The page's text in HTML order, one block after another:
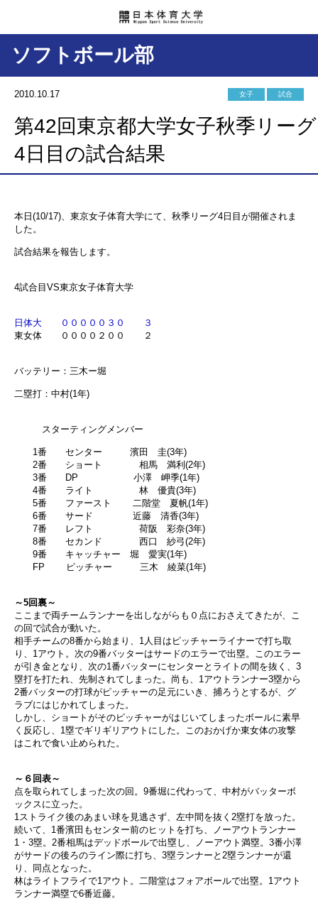
ソフトボール部
2010.10.17 女子 試合
第42回東京都大学女子秋季リーグ
4日目の試合結果
本日(10/17)、東京女子体育大学にて、秋季リーグ4日目が開催されま
した。
試合結果を報告します。
4試合目VS東京女子体育大学
日体大 ０００００３０ ３
東女体 ００００２００ ２
バッテリー：三木ー堀
二塁打：中村(1年)
スターティングメンバー
1番 センター 濱田 圭(3年)
2番 ショート 相馬 満利(2年)
3番 DP 小澤 岬季(1年)
4番 ライト 林 優貴(3年)
5番 ファースト 二階堂 夏帆(1年)
6番 サード 近藤 清香(3年)
7番 レフト 荷阪 彩奈(3年)
8番 セカンド 西口 紗弓(2年)
9番 キャッチャー 堀 愛実(1年)
FP ピッチャー 三木 綾菜(1年)
～5回裏～
ここまで両チームランナーを出しながらも０点におさえてきたが、こ
の回で試合が動いた。
相手チームの8番から始まり、1人目はピッチャーライナーで打ち取
り、1アウト。次の9番バッターはサードのエラーで出塁。このエラー
が引き金となり、次の1番バッターにセンターとライトの間を抜く、3
塁打を打たれ、先制されてしまった。尚も、1アウトランナー3塁から
2番バッターの打球がピッチャーの足元にいき、捕ろうとするが、グ
ラブにはじかれてしまった。
しかし、ショートがそのピッチャーがはじいてしまったボールに素早
く反応し、1塁でギリギリアウトにした。このおかげか東女体の攻撃
はこれで食い止められた。
～６回表～
点を取られてしまった次の回。9番堀に代わって、中村がバッターボ
ックスに立った。
1ストライク後のあまい球を見逃さず、左中間を抜く2塁打を放った。
続いて、1番濱田もセンター前のヒットを打ち、ノーアウトランナー
1・3塁。2番相馬はデッドボールで出塁し、ノーアウト満塁。3番小澤
がサードの後ろのライン際に打ち、3塁ランナーと2塁ランナーが還
り、同点となった。
林はライトフライで1アウト。二階堂はフォアボールで出塁。1アウト
ランナー満塁で6番近藤。